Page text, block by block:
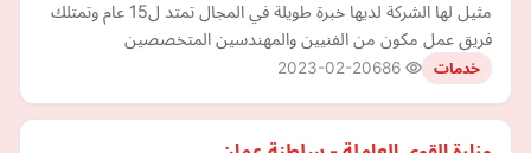
مثيل لها الشركة لديها خبرة طويلة في المجال تمتد ل15 عام وتمتلك
فريق عمل مكون من الفنيين والمهندسين المتخصصين
خدمات 2023-02-20